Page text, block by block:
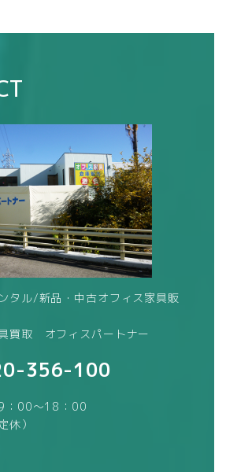
タル/新品・中古オフィス家具販
買取 オフィスパートナー
356-100
：00～18：00
休）